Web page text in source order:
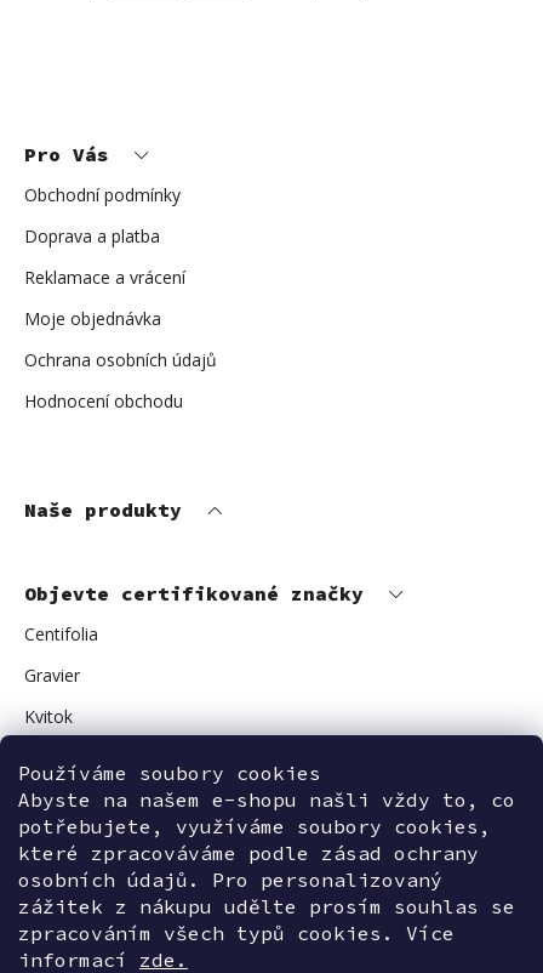
Používáme soubory cookies
Abyste na našem e-shopu našli vždy to, co
potřebujete, využíváme soubory cookies,
které zpracováváme podle zásad ochrany
osobních údajů. Pro personalizovaný
zážitek z nákupu udělte prosím souhlas se
zpracováním všech typů cookies. Více
informací zde.
Pro Vás
Obchodní podmínky
Doprava a platba
Reklamace a vrácení
Moje objednávka
Ochrana osobních údajů
Hodnocení obchodu
Naše produkty
Objevte certifikované značky
Centifolia
Gravier
Kvitok
Avant Skincare
Sonnentor
Kontaktujte nás